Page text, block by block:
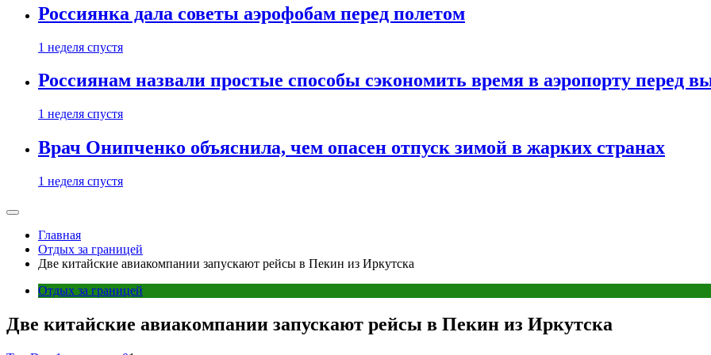
Россиянка дала советы аэрофобам перед полетом
1 неделя спустя
Россиянам назвали простые способы сэкономить время в аэропорту перед
1 неделя спустя
Врач Онипченко объяснила, чем опасен отпуск зимой в жарких странах
1 неделя спустя
Главная
Отдых за границей
Две китайские авиакомпании запускают рейсы в Пекин из Иркутска
Отдых за границей
Две китайские авиакомпании запускают рейсы в Пекин из Иркутска